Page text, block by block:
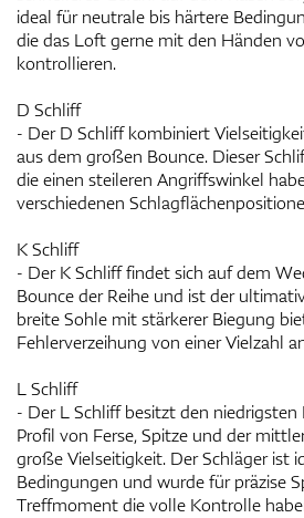
ideal für neutrale bis härtere
die das Loft gerne mit den Händen
kontrollieren.
D Schliff
- Der D Schliff kombiniert
aus dem großen Bounce. Dieser
die einen steileren Angriffswinkel
verschiedenen
K Schliff
- Der K Schliff findet sich auf dem
Bounce der Reihe und ist der
breite Sohle mit stärkerer Biegung
Fehlerverzeihung von einer Vielzahl
L Schliff
- Der L Schliff besitzt den niedrigsten
Profil von Ferse, Spitze und der
große Vielseitigkeit. Der Schläger ist
Bedingungen und wurde für präzise
Treffmoment die volle Kontrolle